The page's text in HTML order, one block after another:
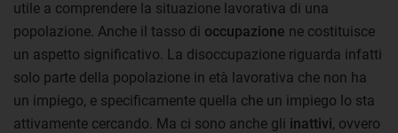
utile a comprendere la situazione lavorativa di una
popolazione. Anche il tasso di occupazione ne costituisce
un aspetto significativo. La disoccupazione riguarda infatti
solo parte della popolazione in età lavorativa che non ha
un impiego, e specificamente quella che un impiego lo sta
attivamente cercando. Ma ci sono anche gli inattivi, ovvero